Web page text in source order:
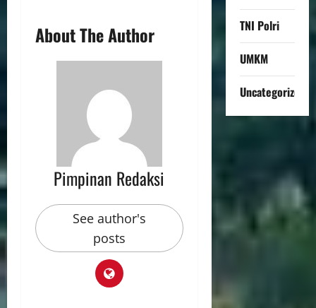
About The Author
Pimpinan Redaksi
See author's
posts
TNI Polri
UMKM
Uncategorized